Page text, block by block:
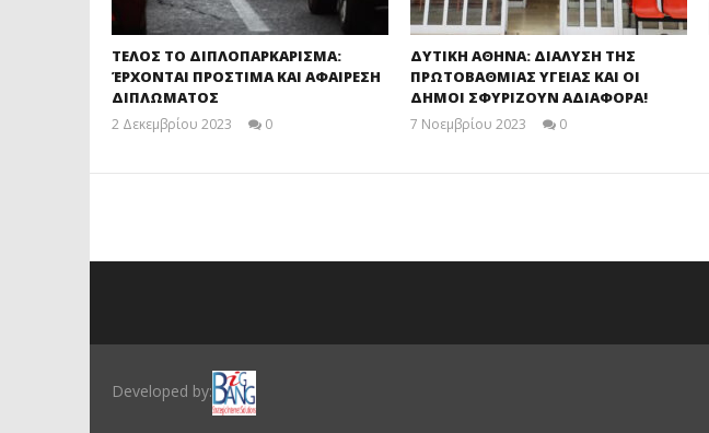
ΤΕΛΟΣ ΤΟ ΔΙΠΛΟΠΑΡΚΑΡΙΣΜΑ:
ΈΡΧΟΝΤΑΙ ΠΡΟΣΤΙΜΑ ΚΑΙ ΑΦΑΙΡΕΣΗ
ΔΙΠΛΩΜΑΤΟΣ
2 Δεκεμβρίου 2023
0
ΔΥΤΙΚΗ ΑΘΗΝΑ: ΔΙΑΛΥΣΗ ΤΗΣ
ΠΡΩΤΟΒΑΘΜΙΑΣ ΥΓΕΙΑΣ ΚΑΙ ΟΙ
ΔΗΜΟΙ ΣΦΥΡΙΖΟΥΝ ΑΔΙΑΦΟΡΑ!
7 Νοεμβρίου 2023
0
Developed by: